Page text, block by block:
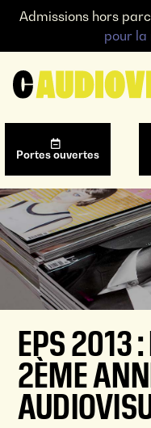
EPS 2013
2ÈME
Admissions hors
pour
Portes ouvertes